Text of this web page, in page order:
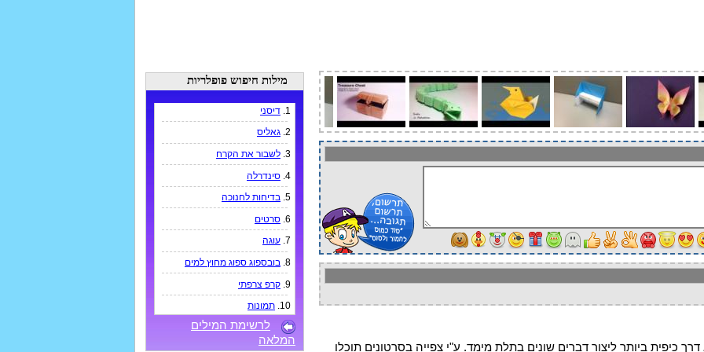
כיפית ביותר ליצור דברים שונים בתלת מימד. ע"י צפייה בסרטונים תוכלו
מילות חיפוש פופלריות
1. דיסני
2. גאליס
3. לשבור את הקרח
4. סינדרלה
5. בדיחות לחנוכה
6. סרטים
7. עוגה
8. בובספוג ספוג מחוץ למים
9. קרפ צרפתי
10. תמונות
לרשימת המילים
המלאה